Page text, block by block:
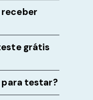
grátis
para testar?